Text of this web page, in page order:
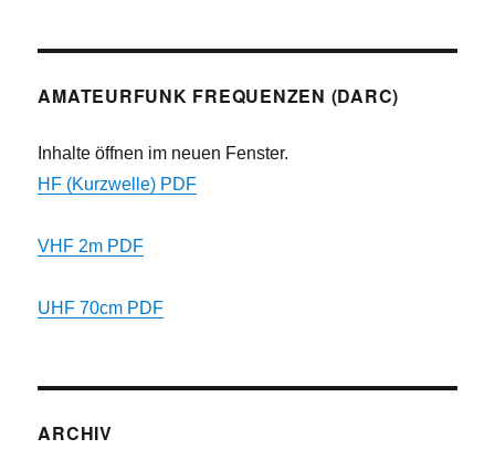
AMATEURFUNK FREQUENZEN (DARC)
Inhalte öffnen im neuen Fenster.
HF (Kurzwelle) PDF
VHF 2m PDF
UHF 70cm PDF
ARCHIV